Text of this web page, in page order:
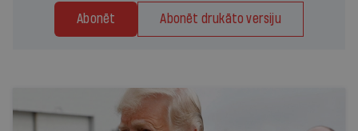
Abonēt Abonēt drukāto versiju